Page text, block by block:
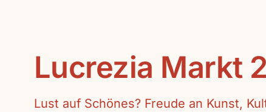
Lucrezia Markt
Lust auf Schönes? Freude an Kunst,